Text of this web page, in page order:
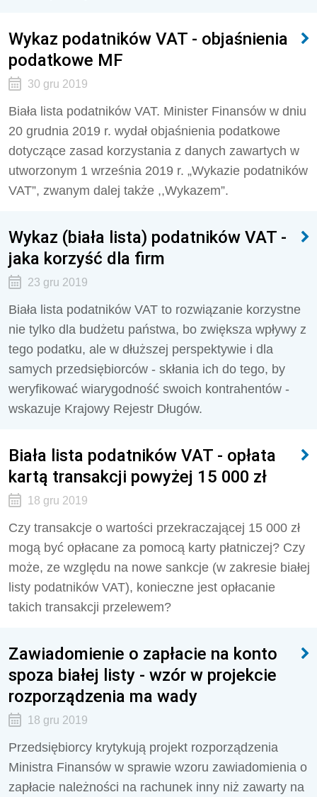
Wykaz podatników VAT - objaśnienia
podatkowe MF
30 gru 2019
Biała lista podatników VAT. Minister Finansów w dniu
20 grudnia 2019 r. wydał objaśnienia podatkowe
dotyczące zasad korzystania z danych zawartych w
utworzonym 1 września 2019 r. „Wykazie podatników
VAT”, zwanym dalej także ,,Wykazem”.
Wykaz (biała lista) podatników VAT -
jaka korzyść dla firm
23 gru 2019
Biała lista podatników VAT to rozwiązanie korzystne
nie tylko dla budżetu państwa, bo zwiększa wpływy z
tego podatku, ale w dłuższej perspektywie i dla
samych przedsiębiorców - skłania ich do tego, by
weryfikować wiarygodność swoich kontrahentów -
wskazuje Krajowy Rejestr Długów.
Biała lista podatników VAT - opłata
kartą transakcji powyżej 15 000 zł
18 gru 2019
Czy transakcje o wartości przekraczającej 15 000 zł
mogą być opłacane za pomocą karty płatniczej? Czy
może, ze względu na nowe sankcje (w zakresie białej
listy podatników VAT), konieczne jest opłacanie
takich transakcji przelewem?
Zawiadomienie o zapłacie na konto
spoza białej listy - wzór w projekcie
rozporządzenia ma wady
18 gru 2019
Przedsiębiorcy krytykują projekt rozporządzenia
Ministra Finansów w sprawie wzoru zawiadomienia o
zapłacie należności na rachunek inny niż zawarty na